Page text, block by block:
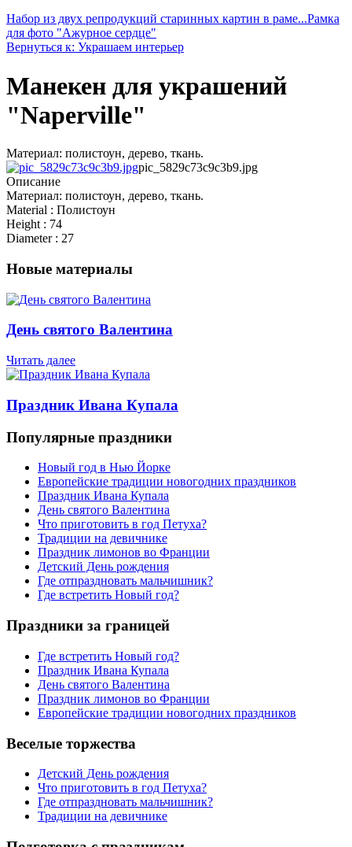
Набор из двух репродукций старинных картин в раме...Рамка
для фото "Ажурное сердце"
Вернуться к: Украшаем интерьер
Манекен для украшений
"Naperville"
Материал: полистоун, дерево, ткань.
pic_5829c73c9c3b9.jpg
Описание
Материал: полистоун, дерево, ткань.
Material : Полистоун
Height : 74
Diameter : 27
Новые материалы
День святого Валентина
Читать далее
Праздник Ивана Купала
Популярные праздники
Новый год в Нью Йорке
Европейские традиции новогодних праздников
Праздник Ивана Купала
День святого Валентина
Что приготовить в год Петуха?
Традиции на девичнике
Праздник лимонов во Франции
Детский День рождения
Где отпраздновать мальчишник?
Где встретить Новый год?
Праздники за границей
Где встретить Новый год?
Праздник Ивана Купала
День святого Валентина
Праздник лимонов во Франции
Европейские традиции новогодних праздников
Веселые торжества
Детский День рождения
Что приготовить в год Петуха?
Где отпраздновать мальчишник?
Традиции на девичнике